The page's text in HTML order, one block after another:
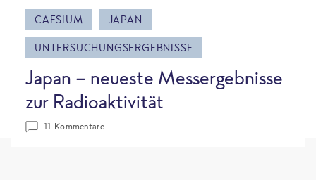
CAESIUM
JAPAN
UNTERSUCHUNGSERGEBNISSE
Japan - neueste Messergebnisse
zur Radioaktivität
11 Kommentare